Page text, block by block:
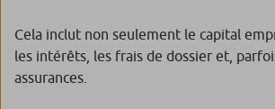
Cela inclut non seulement le capital
les intérêts, les frais de dossier et,
assurances.